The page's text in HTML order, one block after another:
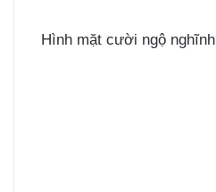
Hình mặt cười ngộ nghĩnh